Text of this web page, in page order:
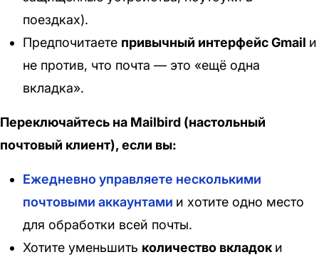
поездках).
Предпочитаете привычный интерфейс Gmail и
не против, что почта — это «ещё одна
вкладка».
Переключайтесь на Mailbird (настольный
почтовый клиент), если вы:
Ежедневно управляете несколькими
почтовыми аккаунтами и хотите одно место
для обработки всей почты.
Хотите уменьшить количество вкладок и